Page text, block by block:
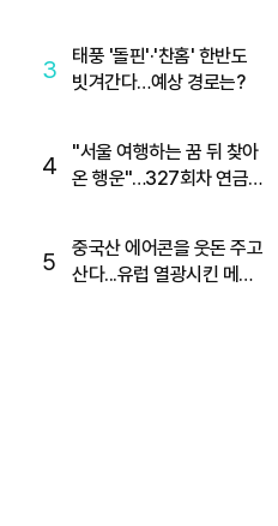
3
태풍 '돌핀'·'찬홈' 한반도
빗겨간다…예상 경로는?
4
"서울 여행하는 꿈 뒤 찾아
온 행운"…327회차 연금
5
중국산 에어콘을 웃돈 주고
산다...유럽 열광시킨 메이